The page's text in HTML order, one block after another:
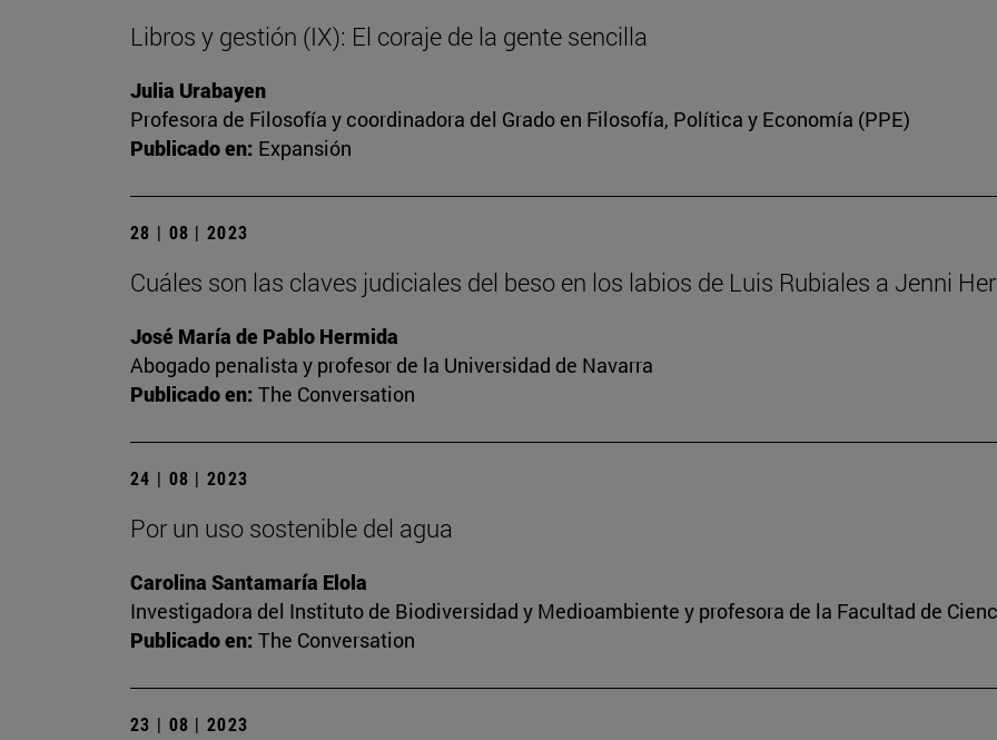
Libros y gestión (IX): El coraje de la gente sencilla
Julia Urabayen
Profesora de Filosofía y coordinadora del Grado en Filosofía, Política y Economía (PPE)
Publicado en: Expansión
28 | 08 | 2023
Cuáles son las claves judiciales del beso en los labios de Luis Rubiales a Jenni
José María de Pablo Hermida
Abogado penalista y profesor de la Universidad de Navarra
Publicado en: The Conversation
24 | 08 | 2023
Por un uso sostenible del agua
Carolina Santamaría Elola
Investigadora del Instituto de Biodiversidad y Medioambiente y profesora de la Facultad de
Publicado en: The Conversation
23 | 08 | 2023